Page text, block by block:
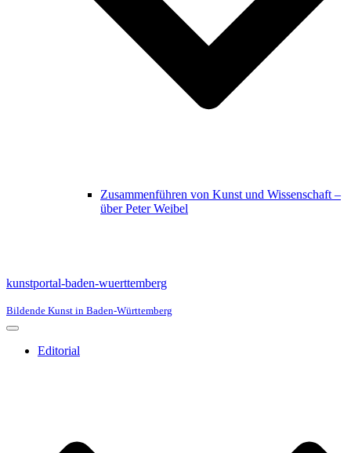
Zusammenführen von Kunst und Wissenschaft –
über Peter Weibel
kunstportal-baden-wuerttemberg
Bildende Kunst in Baden-Württemberg
Navigationsmenü
Editorial